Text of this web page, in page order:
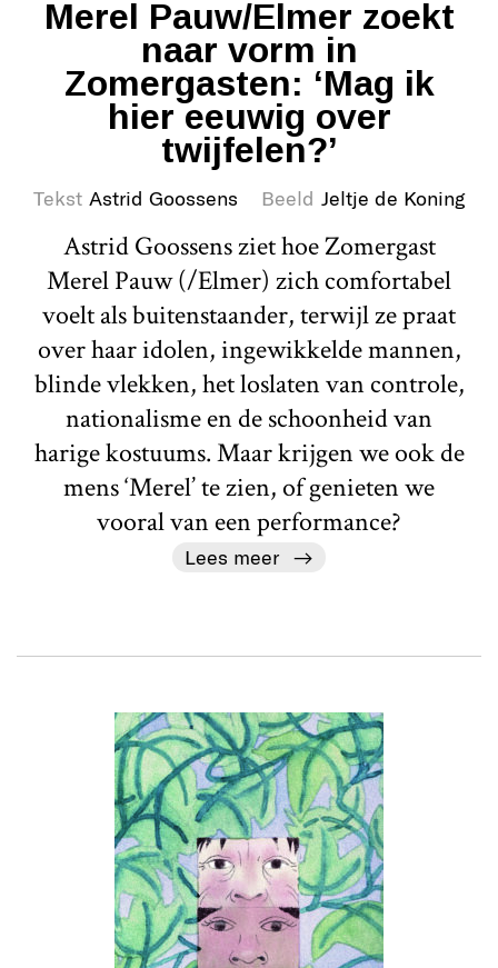
Merel Pauw/Elmer zoekt
naar vorm in
Zomergasten: ‘Mag ik
hier eeuwig over
twijfelen?’
Tekst Astrid Goossens Beeld Jeltje de Koning
Astrid Goossens ziet hoe Zomergast
Merel Pauw (/Elmer) zich comfortabel
voelt als buitenstaander, terwijl ze praat
over haar idolen, ingewikkelde mannen,
blinde vlekken, het loslaten van controle,
nationalisme en de schoonheid van
harige kostuums. Maar krijgen we ook de
mens ‘Merel’ te zien, of genieten we
vooral van een performance?
Lees meer